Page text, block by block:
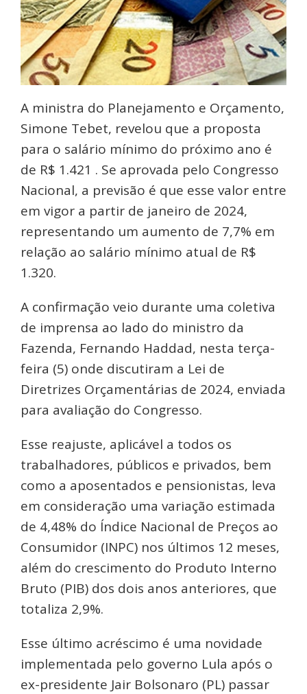
A ministra do Planejamento e Orçamento,
Simone Tebet, revelou que a proposta
para o salário mínimo do próximo ano é
de R$ 1.421 . Se aprovada pelo Congresso
Nacional, a previsão é que esse valor entre
em vigor a partir de janeiro de 2024,
representando um aumento de 7,7% em
relação ao salário mínimo atual de R$
1.320.
A confirmação veio durante uma coletiva
de imprensa ao lado do ministro da
Fazenda, Fernando Haddad, nesta terça-
feira (5) onde discutiram a Lei de
Diretrizes Orçamentárias de 2024, enviada
para avaliação do Congresso.
Esse reajuste, aplicável a todos os
trabalhadores, públicos e privados, bem
como a aposentados e pensionistas, leva
em consideração uma variação estimada
de 4,48% do Índice Nacional de Preços ao
Consumidor (INPC) nos últimos 12 meses,
além do crescimento do Produto Interno
Bruto (PIB) dos dois anos anteriores, que
totaliza 2,9%.
Esse último acréscimo é uma novidade
implementada pelo governo Lula após o
ex-presidente Jair Bolsonaro (PL) passar